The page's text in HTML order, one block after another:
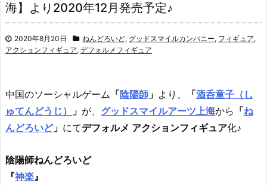
海】より2020年12月発売予定♪
2020年8月20日 ねんどろいど, グッドスマイルカンパニー, フィギュア,
アクションフィギュア, デフォルメフィギュア
中国のソーシャルゲーム 「陰陽師 」 より、 「酒呑童子（し
ゅてんどうじ）
」 が、 グッドスマイルアーツ上海から 「ね
んどろいど」 にてデフォルメ アクションフィギュア化♪
陰陽師ねんどろいど
『神楽 』